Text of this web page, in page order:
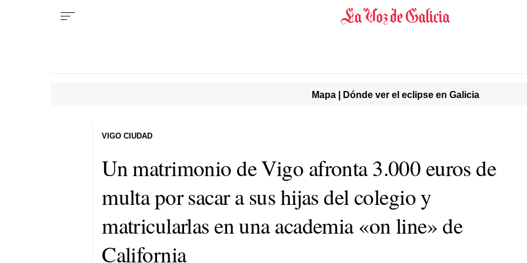
Mapa | Dónde ver el eclipse en Galicia
Un matrimonio de Vigo afronta 3.000 euros de
multa por sacar a sus hijas del colegio y
matricularlas en una academia «on line» de
California
VIGO CIUDAD